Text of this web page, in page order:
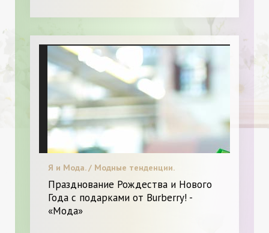
Я и Мода. / Модные тенденции.
Празднование Рождества и Нового
Года с подарками от Burberry! -
«Мода»